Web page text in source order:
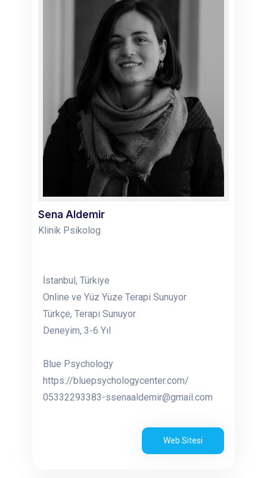
Sena Aldemir
Klinik Psikolog
İstanbul, Türkiye
Online ve Yüz Yüze Terapi Sunuyor
Türkçe, Terapi Sunuyor
Deneyim, 3-6 Yıl
Blue Psychology
https://bluepsychologycenter.com/
05332293383-ssenaaldemir@gmail.com
Web Sitesi